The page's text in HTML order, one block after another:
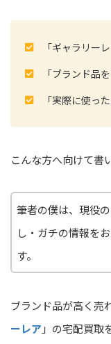
「ギャラリー
「ブランド品
「実際に使っ
こんな方へ向けて書
筆者の僕は、現役
し・ガチの情報を
す。
ブランド品が高く売
ーレア 」の宅配買取